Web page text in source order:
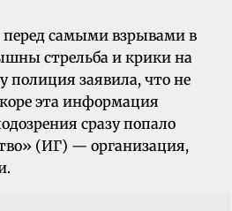
перед самыми взрывами в
стрельба и крики на
полиция заявила, что не
эта информация
сразу попало
(ИГ) — организация,